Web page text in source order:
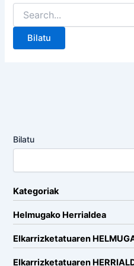
Search
for:
Bilatu
Kategoriak
Helmugako Herrialdea
Elkarrizketatuaren
Elkarrizketatuaren